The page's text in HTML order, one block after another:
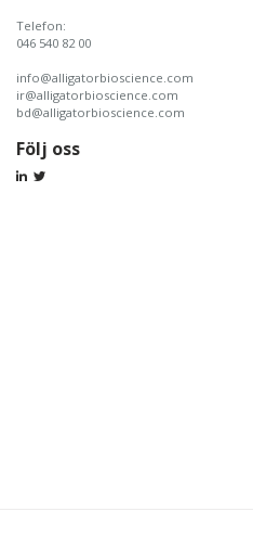
Telefon:
046 540 82 00
info@alligatorbioscience.com
ir@alligatorbioscience.com
bd@alligatorbioscience.com
Följ oss